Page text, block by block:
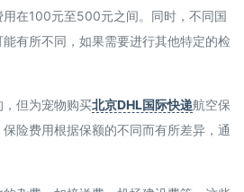
在100元至500元之间。同时，不同国
有所不同，如果需要进行其他特定的检
但为宠物购买北京DHL国际快递航空保
险费用根据保额的不同而有所差异，通